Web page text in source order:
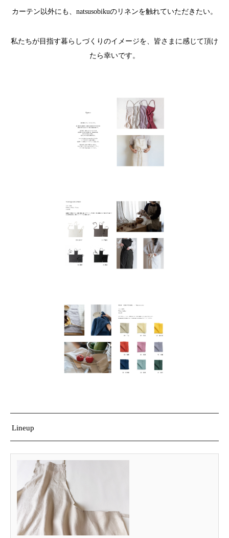
カーテン以外にも、natsusobikuのリネンを触れていただきたい。
私たちが目指す暮らしづくりのイメージを、皆さまに感じて頂け
たら幸いです。
Lineup